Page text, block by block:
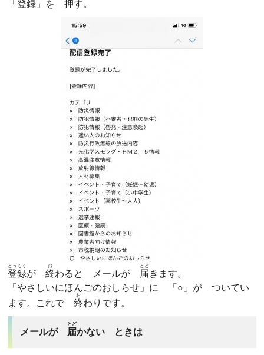
「登録 」を押す。
登録
とうろく
が終
お
わると メールが 届
とど
きます。
「やさしいにほんごのおしらせ」に 「○」が ついてい
ます。これで終
お
わりです。
メールが 届
とど
かない ときは